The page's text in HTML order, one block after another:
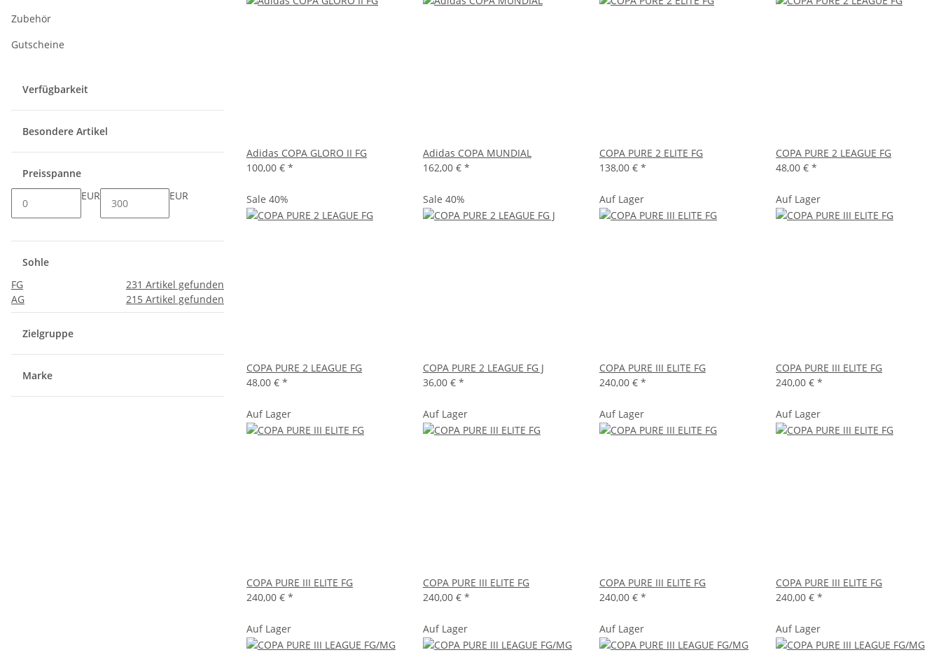
Adidas COPA GLORO II FG
100,00 € *
Adidas COPA MUNDIAL
162,00 € *
COPA PURE 2 ELITE FG
138,00 € *
COPA PURE 2 LEAGUE FG
48,00 € *
Sale 40%
COPA PURE 2 LEAGUE FG
48,00 € *
Sale 40%
COPA PURE 2 LEAGUE FG J
36,00 € *
Auf Lager
COPA PURE III ELITE FG
240,00 € *
Auf Lager
COPA PURE III ELITE FG
240,00 € *
Auf Lager
COPA PURE III ELITE FG
240,00 € *
Auf Lager
COPA PURE III ELITE FG
240,00 € *
Auf Lager
COPA PURE III ELITE FG
240,00 € *
Auf Lager
COPA PURE III ELITE FG
240,00 € *
Auf Lager Auf Lager Auf Lager Auf Lager
Zubehör
Gutscheine
Verfügbarkeit
Besondere Artikel
Preisspanne
EUR
EUR
Sohle
FG
231 Artikel gefunden
AG
215 Artikel gefunden
Zielgruppe
Marke